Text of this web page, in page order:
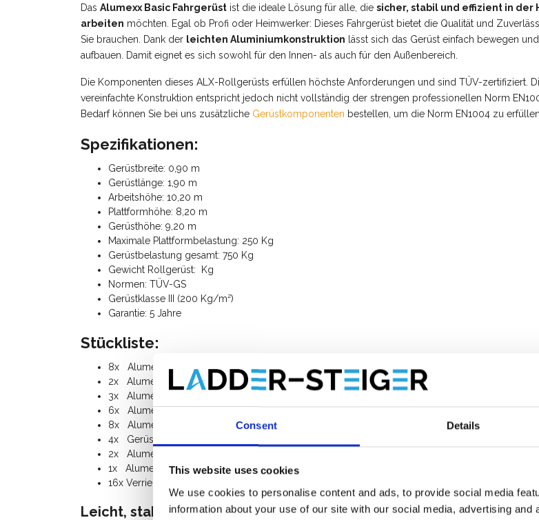
Consent Details
This website uses cookies
We use cookies to personalise content and ads, to provide social media
information about your use of our site with our social media, advertising
Das Alumexx Basic Fahrgerüst ist die ideale Lösung für alle, die sicher, stabil und effizient in der
arbeiten möchten. Egal ob Profi oder Heimwerker: Dieses Fahrgerüst bietet die Qualität und
Sie brauchen. Dank der leichten Aluminiumkonstruktion lässt sich das Gerüst einfach bewegen und
aufbauen. Damit eignet es sich sowohl für den Innen- als auch für den Außenbereich.
Die Komponenten dieses ALX-Rollgerüsts erfüllen höchste Anforderungen und sind TÜV-zertifiziert.
vereinfachte Konstruktion entspricht jedoch nicht vollständig der strengen professionellen Norm
Bedarf können Sie bei uns zusätzliche Gerüstkomponenten bestellen, um die Norm EN1004 zu erfüllen.
Spezifikationen:
Gerüstbreite: 0,90 m
Gerüstlänge: 1,90 m
Arbeitshöhe: 10,20 m
Plattformhöhe: 8,20 m
Gerüsthöhe: 9,20 m
Maximale Plattformbelastung: 250 Kg
Gerüstbelastung gesamt: 750 Kg
Gewicht Rollgerüst: Kg
Normen: TÜV-GS
Gerüstklasse III (200 Kg/m²)
Garantie: 5 Jahre
Stückliste:
8x Alumexx Aufbaurahmen 90-7
2x Alumexx Kopfgeländer 90-2
3x Alumexx Plattform mit Luke 190, Holz
6x Alumexx Horizontalstrebe 190
8x Alumexx Diagonalstrebe 190
4x Gerüstrollen 200 mm mit Stahlspindel (höhenverstellbar)
2x Alumexx Stabilisator teleskopisch
1x Alumexx Bordbrettsatz Holz
16x Verriegelungsstift
Leicht, stabil und langlebig